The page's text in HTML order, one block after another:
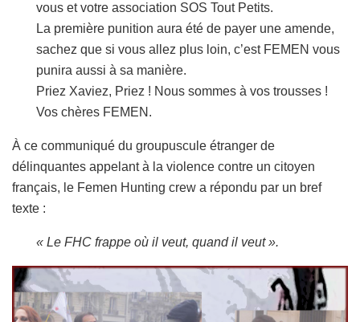
vous et votre association SOS Tout Petits.
La première punition aura été de payer une amende,
sachez que si vous allez plus loin, c’est FEMEN vous
punira aussi à sa manière.
Priez Xaviez, Priez ! Nous sommes à vos trousses !
Vos chères FEMEN.
À ce communiqué du groupuscule étranger de
délinquantes appelant à la violence contre un citoyen
français, le Femen Hunting crew a répondu par un bref
texte :
« Le FHC frappe où il veut, quand il veut ».